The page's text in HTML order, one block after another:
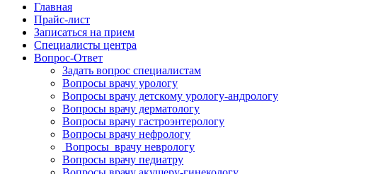
Главная
Прайс-лист
Записаться на прием
Специалисты центра
Вопрос-Ответ
Задать вопрос специалистам
Вопросы врачу урологу
Вопросы врачу детскому урологу-андрологу
Вопросы врачу дерматологу
Вопросы врачу гастроэнтерологу
Вопросы врачу нефрологу
Вопросы врачу неврологу
Вопросы врачу педиатру